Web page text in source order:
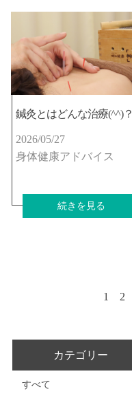
鍼灸とはどんな治療(^^)？
2026/05/27
身体健康アドバイス
続きを見る
1 2
カテゴリー
すべて